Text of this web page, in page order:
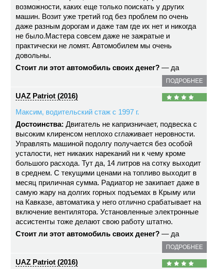
возможности, каких еще только поискать у других
машин. Возит уже третий год без проблем по очень
даже разным дорогам и даже там где их нет и никогда
не было.Мастера совсем даже не зажратые и
практически не ломят. Автомобилем мы очень
довольны.
Стоит ли этот автомобиль своих денег? — да
ПОДРОБНЕЕ
UAZ Patriot (2016)
Максим, водительский стаж с 1997 г.
Достоинства: Двигатель не капризничает, подвеска с
высоким клиренсом неплохо сглаживает неровности.
Управлять машиной подолгу получается без особой
усталости, нет никаких нареканий ни к чему кроме
большого расхода. Тут да, 14 литров на сотку выходит
в среднем. С текущими ценами на топливо выходит в
месяц приличная сумма. Радиатор не закипает даже в
самую жару на долгих горных подъемах в Крыму или
на Кавказе, автоматика у него отлично срабатывает на
включение вентилятора. Установленные электронные
ассистенты тоже делают свою работу штатно.
Стоит ли этот автомобиль своих денег? — да
ПОДРОБНЕЕ
UAZ Patriot (2016)